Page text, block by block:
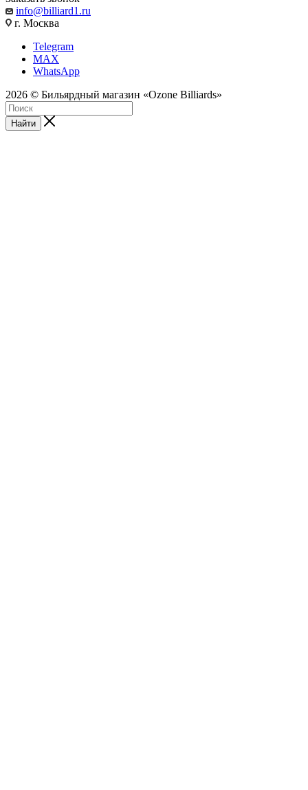
info@billiard1.ru
г. Москва
Telegram
MAX
WhatsApp
2026 © Бильярдный магазин «Ozone Billiards»
Найти